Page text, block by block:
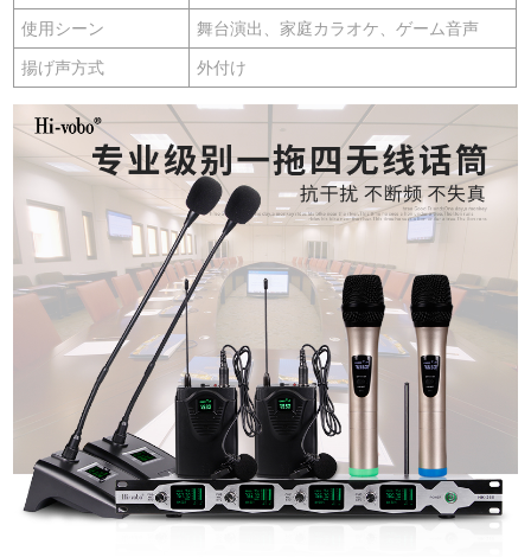
使用シーン 舞台演出、家庭カラオケ、ゲーム音声
揚げ声方式 外付け